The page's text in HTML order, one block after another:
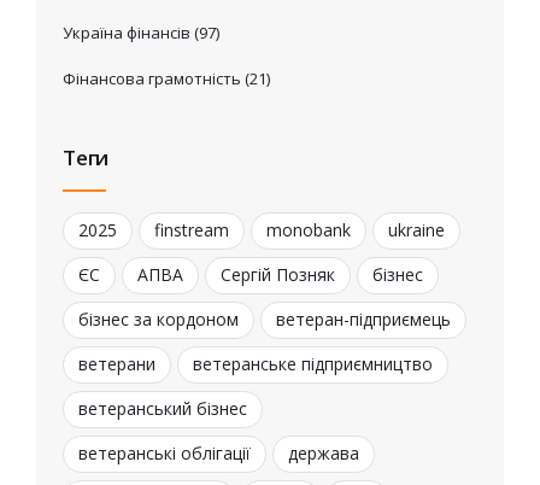
Україна фінансів (97)
Фінансова грамотність (21)
Теги
2025 finstream monobank
ukraine
ЄС
АПВА Сергій Позняк
бізнес
бізнес за кордоном
ветеран-підприємець
ветерани
ветеранське підприємництво
ветеранський бізнес
ветеранські облігації
держава